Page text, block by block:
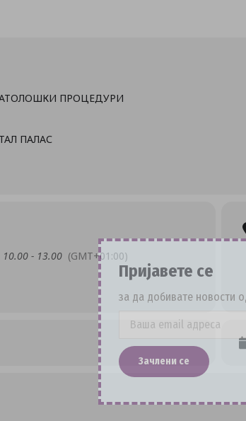
ПРОЦЕДУРИ
ПАЛАС
10.00 - 13.00 (GMT+01:00)
Пријавете се
за да добивате новости